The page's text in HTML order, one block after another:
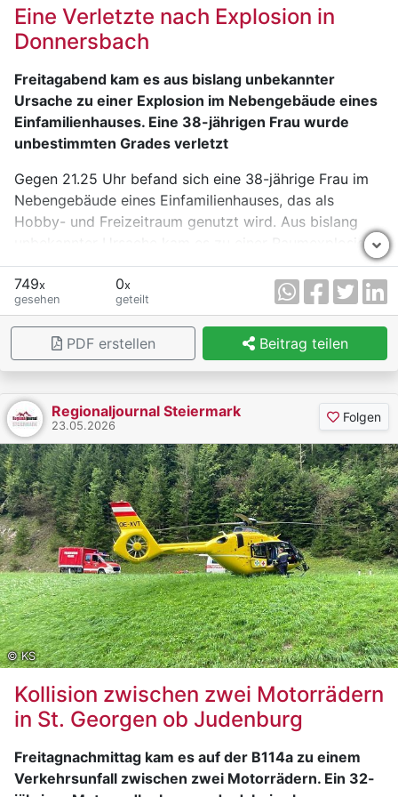
Eine Verletzte nach Explosion in
Donnersbach
Freitagabend kam es aus bislang unbekannter
Ursache zu einer Explosion im Nebengebäude eines
Einfamilienhauses. Eine 38-jährigen Frau wurde
unbestimmten Grades verletzt
Gegen 21.25 Uhr befand sich eine 38-jährige Frau im
Nebengebäude eines Einfamilienhauses, das als
Hobby- und Freizeitraum genutzt wird. Aus bislang
unbekannter Ursache kam es zu einer Raumexplosion.
Durch die Detonation wurde das Gebäude stark
beschädigt.
Der Frau gelang es, sich selbstständig aus dem
Gebäude zu retten. Nachbarn leisteten umgehend
Erste Hilfe, entfernten brennende Kleidung und
Rettungskräfte. Nach der Erstversorgung wurde sie
mit Verletzungen unbestimmten Grades vom
Rettungshubschrauber Christophorus 17 in das LKH
Graz geflogen.
Die Freiwillige Feuerwehr Donnersbach führte
anschließend Kontrollen hinsichtlich möglicher weiterer
Brandentwicklungen durch, wobei keine zusätzliche
Gefährdung festgestellt werden konnte.
Die Ermittlungen durch Spezialkräfte und
Brandermittler zur genauen Ursache der Explosion
laufen.
749x
gesehen
0x
geteilt
PDF erstellen Beitrag teilen
Regionaljournal Steiermark
23.05.2026
Folgen
© KS
Kollision zwischen zwei Motorrädern
in St. Georgen ob Judenburg
Freitagnachmittag kam es auf der B114a zu einem
Verkehrsunfall zwischen zwei Motorrädern. Ein 32-